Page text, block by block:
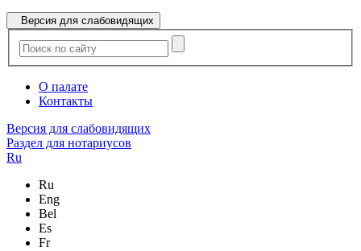
Версия для слабовидящих
О палате
Контакты
Версия для слабовидящих
Раздел для нотариусов
Ru
Ru
Eng
Bel
Es
Fr